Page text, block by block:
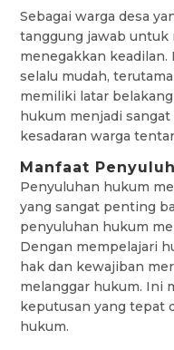
Sebagai warga desa
tanggung jawab untuk
menegakkan
selalu mudah,
memiliki latar
hukum menjadi
kesadaran warga
Manfaat
Penyuluhan hukum
yang sangat penting
penyuluhan hukum
Dengan mempelajari
hak dan kewajiban
melanggar hukum. Ini
keputusan yang tepat
hukum.